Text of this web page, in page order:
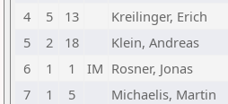
4
5 13 Kreilinger, Erich
5
2 18 Klein, Andreas
6
1 1 IM Rosner, Jonas
7
1 5 Michaelis, Martin